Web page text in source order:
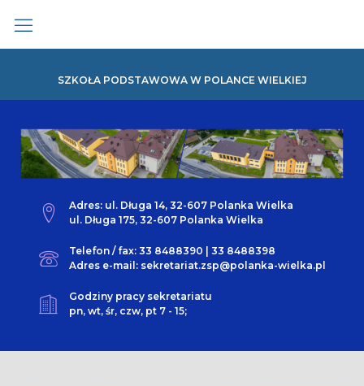
content
SZKOŁA PODSTAWOWA W POLANCE WIELKIEJ
Adres: ul. Długa 14, 32-607 Polanka Wielka
ul. Długa 175, 32-607 Polanka Wielka
Telefon / fax: 33 8488390 | 33 8488398
Adres e-mail: sekretariat.zsp@polanka-wielka.pl
Godziny pracy sekretariatu
pn, wt, śr, czw, pt 7 - 15;